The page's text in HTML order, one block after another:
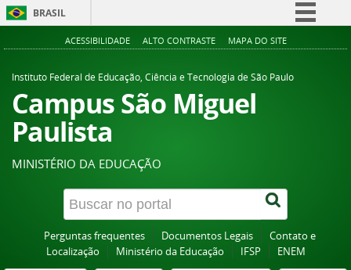
BRASIL
Simplifique!
Acesso à informação
ACESSIBILIDADE ALTO CONTRASTE MAPA DO SITE
Instituto Federal de Educação, Ciência e Tecnologia de São Paulo
Campus São Miguel
Paulista
MINISTÉRIO DA EDUCAÇÃO
Perguntas frequentes Documentos Legais
Contato e
Localização
Ministério da Educação IFSP ENEM